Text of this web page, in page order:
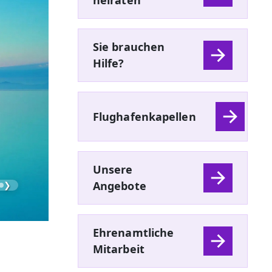
❯
Sie brauchen
Hilfe?
Flughafenkapellen
Unsere
Angebote
Ehrenamtliche
Mitarbeit